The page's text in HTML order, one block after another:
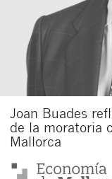
Joan Buades
de la moratoria
Mallorca